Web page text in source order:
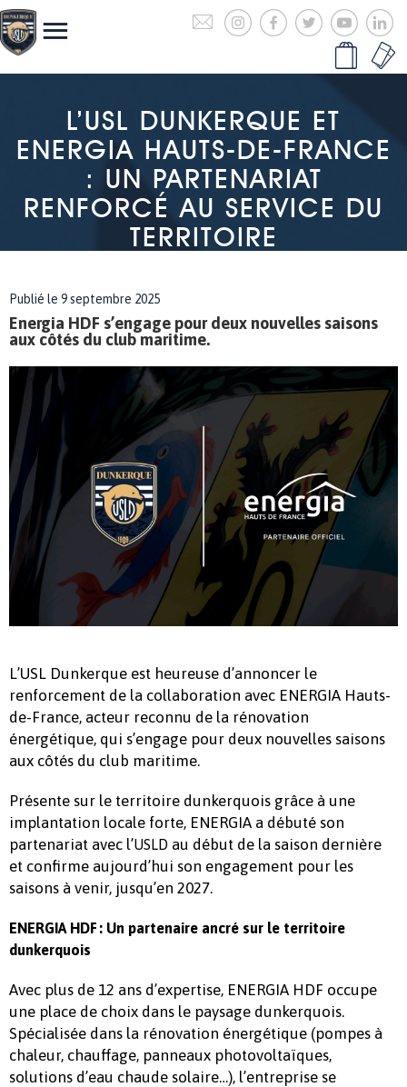
L’USL DUNKERQUE ET
ENERGIA HAUTS-DE-FRANCE
: UN PARTENARIAT
RENFORCÉ AU SERVICE DU
TERRITOIRE
Publié le 9 septembre 2025
Energia HDF s’engage pour deux nouvelles saisons
aux côtés du club maritime.
L’USL Dunkerque est heureuse d’annoncer le
renforcement de la collaboration avec ENERGIA Hauts-
de-France, acteur reconnu de la rénovation
énergétique, qui s’engage pour deux nouvelles saisons
aux côtés du club maritime.
Présente sur le territoire dunkerquois grâce à une
implantation locale forte, ENERGIA a débuté son
partenariat avec l’USLD au début de la saison dernière
et confirme aujourd’hui son engagement pour les
saisons à venir, jusqu’en 2027.
ENERGIA HDF : Un partenaire ancré sur le territoire
dunkerquois
Avec plus de 12 ans d’expertise, ENERGIA HDF occupe
une place de choix dans le paysage dunkerquois.
Spécialisée dans la rénovation énergétique (pompes à
chaleur, chauffage, panneaux photovoltaïques,
solutions d’eau chaude solaire…), l’entreprise se